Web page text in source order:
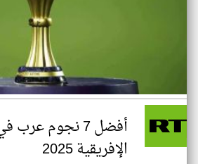
أفضل 7 نجوم
الإفريقية 2025